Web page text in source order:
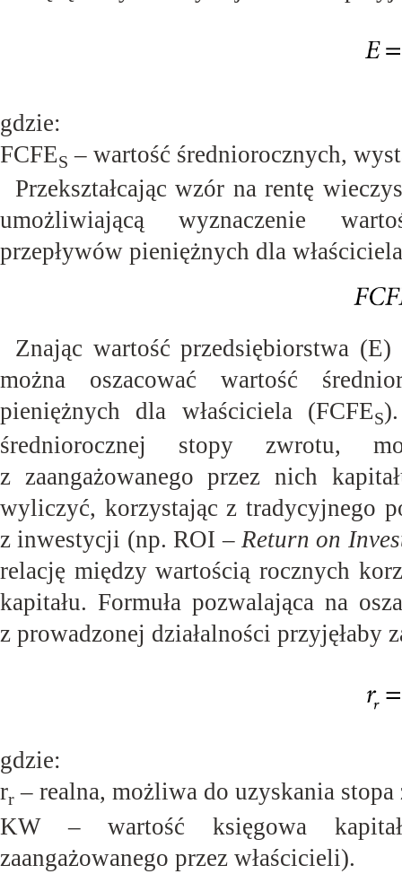
gdzie:
FCFES – wartość średniorocznych,
Przekształcając wzór na rentę
umożliwiającą wyznaczenie
przepływów pieniężnych dla właściciela
Znając wartość przedsiębiorstwa
można oszacować wartość
pieniężnych dla właściciela (FCFES
średniorocznej stopy zwrotu,
z zaangażowanego przez nich
wyliczyć, korzystając z tradycyjnego
z inwestycji (np. ROI – Return on
relację między wartością rocznych
kapitału. Formuła pozwalająca na
z prowadzonej działalności przyjęłaby
gdzie:
rr – realna, możliwa do uzyskania
KW – wartość księgowa
zaangażowanego przez właścicieli).